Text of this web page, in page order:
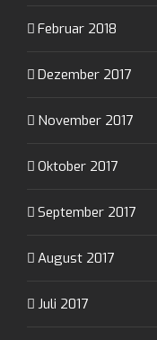
Februar 2018
Dezember 2017
November 2017
Oktober 2017
September 2017
August 2017
Juli 2017